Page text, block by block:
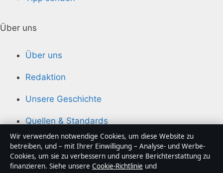
Über uns
Über uns
Redaktion
Unsere Geschichte
Quellen & Standards
Vertrauen & Standards
Wir verwenden notwendige Cookies, um diese Website zu
betreiben, und – mit Ihrer Einwilligung – Analyse- und Werbe-
Cookies, um sie zu verbessern und unsere Berichterstattung zu
finanzieren. Siehe unsere Cookie-Richtlinie und